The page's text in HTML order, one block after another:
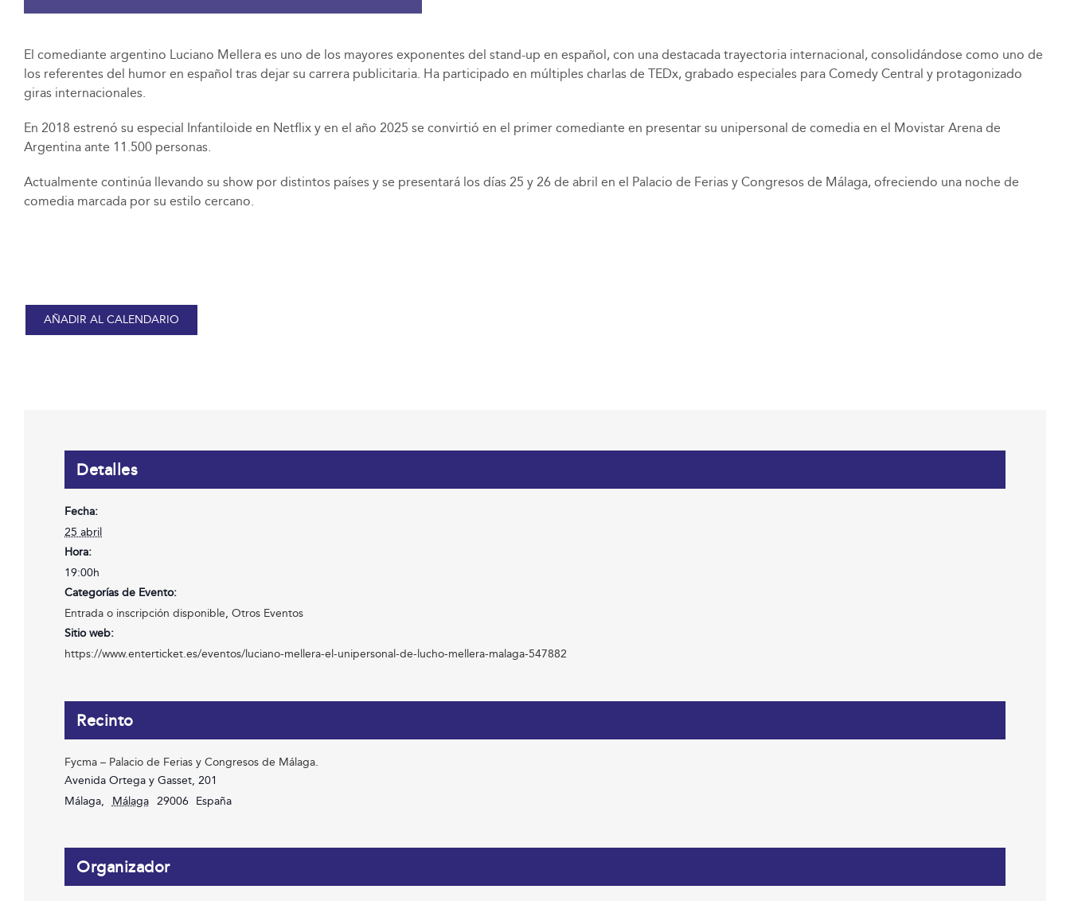
El comediante argentino Luciano Mellera es uno de los mayores exponentes del stand-up en español, con una destacada trayectoria internacional, consolidándose como uno de
los referentes del humor en español tras dejar su carrera publicitaria. Ha participado en múltiples charlas de TEDx, grabado especiales para Comedy Central y protagonizado
giras internacionales.
En 2018 estrenó su especial Infantiloide en Netflix y en el año 2025 se convirtió en el primer comediante en presentar su unipersonal de comedia en el Movistar Arena de
Argentina ante 11.500 personas.
Actualmente continúa llevando su show por distintos países y se presentará los días 25 y 26 de abril en el Palacio de Ferias y Congresos de Málaga, ofreciendo una noche de
comedia marcada por su estilo cercano.
AÑADIR AL CALENDARIO
Detalles
Fecha:
25 abril
Hora:
19:00h
Categorías de Evento:
Entrada o inscripción disponible,Otros Eventos
Sitio web:
https://www.enterticket.es/eventos/luciano-mellera-el-unipersonal-de-lucho-mellera-malaga-547882
Recinto
Fycma – Palacio de Ferias y Congresos de Málaga.
Avenida Ortega y Gasset, 201
Málaga, Málaga 29006 España
Organizador